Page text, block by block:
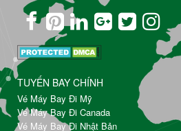
TUYẾN BAY CHÍNH
Vé Máy Bay Đi Mỹ
Vé Máy Bay Đi Canada
Vé Máy Bay Đi Nhật Bản